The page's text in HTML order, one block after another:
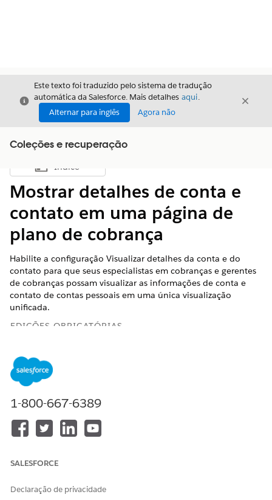
Fechar
Este texto foi traduzido pelo sistema de tradução
automática da Salesforce. Mais detalhes aqui.
Alternar para inglês
Agora não
Fechar
Coleções e recuperação
Mostrar índice
Índice
Mostrar detalhes de conta e
contato em uma página de
plano de cobrança
Habilite a configuração Visualizar detalhes da conta e do
contato para que seus especialistas em cobranças e gerentes
de cobranças possam visualizar as informações de conta e
contato de contas pessoais em uma única visualização
unificada.
EDIÇÕES OBRIGATÓRIAS
Disponível em: Lightning Experience
Disponível em:
PERMISSÕES DE USUÁRIO NECESSÁRIAS
Para habilitar Visualizar
detalhes da conta e do
selecione Configurações de coleções
1-800-667-6389
SALESFORCE
Declaração de privacidade